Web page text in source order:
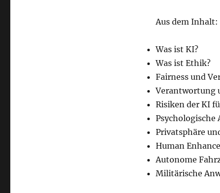
Aus dem Inhalt:
Was ist KI?
Was ist Ethik?
Fairness und
Verantwortung
Risiken der KI
Psychologische
Privatsphäre
Human
Autonome
Militärische